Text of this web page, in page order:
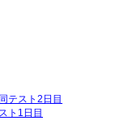
テスト2日目
ト1日目